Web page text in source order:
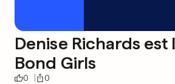
Denise Richards est
Bond Girls
0 0